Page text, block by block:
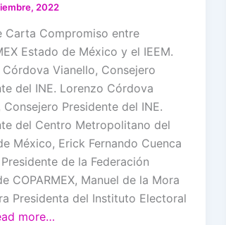
2022
Carta Compromiso entre
Estado de México y el IEEM.
Vianello, Consejero
del INE. Lorenzo Córdova
Consejero Presidente del INE.
del Centro Metropolitano del
México, Erick Fernando Cuenca
de la Federación
COPARMEX, Manuel de la Mora
Presidenta del Instituto Electoral
more…